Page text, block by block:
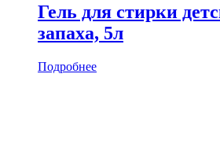
Гель для стирки
запаха, 5л
Подробнее